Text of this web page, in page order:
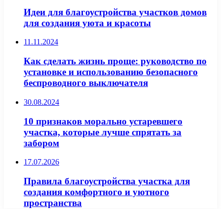
Идеи для благоустройства участков домов
для создания уюта и красоты
11.11.2024
Как сделать жизнь проще: руководство по
установке и использованию безопасного
беспроводного выключателя
30.08.2024
10 признаков морально устаревшего
участка, которые лучше спрятать за
забором
17.07.2026
Правила благоустройства участка для
создания комфортного и уютного
пространства